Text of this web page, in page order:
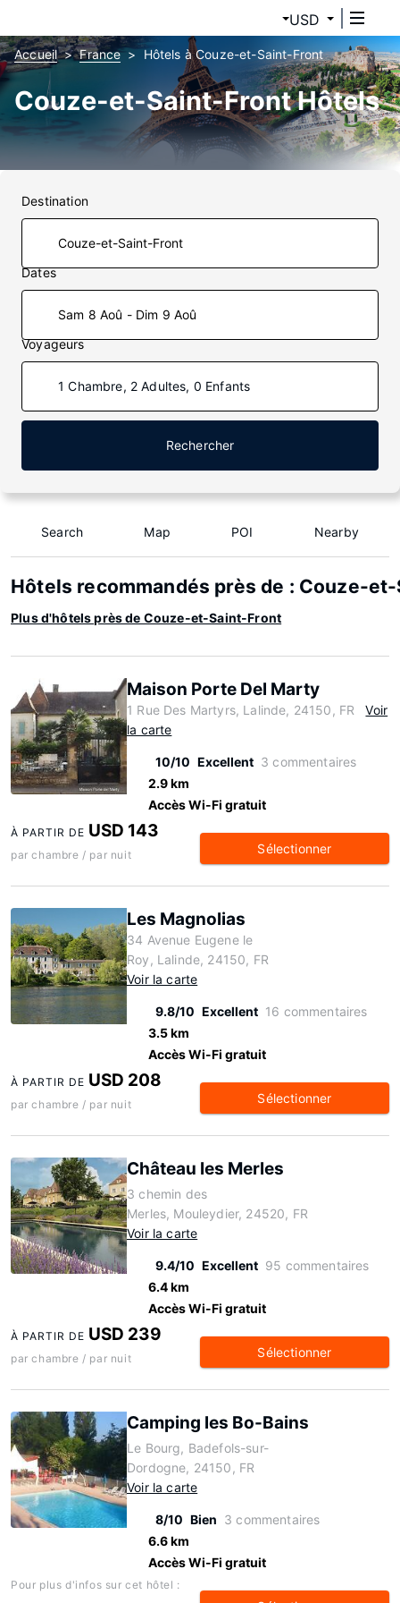
USD
Accueil France Hôtels à Couze-et-Saint-Front
Couze-et-Saint-Front Hôtels
Destination
Dates
Sam 8 Aoû - Dim 9 Aoû
Voyageurs
1 Chambre, 2 Adultes, 0 Enfants
Rechercher
Search Map POI Nearby
Hôtels recommandés près de : Couze-
Plus d'hôtels près de Couze-et-Saint-Front
Maison Porte Del Marty
1 Rue Des Martyrs, Lalinde, 24150, FR
Voir
la carte
10/10 Excellent 3 commentaires
2.9 km
Accès Wi-Fi gratuit
À PARTIR DE USD 143
par chambre / par nuit Sélectionner
Les Magnolias
34 Avenue Eugene le
Roy, Lalinde, 24150, FR
Voir la carte
9.8/10 Excellent 16 commentaires
3.5 km
Accès Wi-Fi gratuit
À PARTIR DE USD 208
par chambre / par nuit Sélectionner
Château les Merles
3 chemin des
Merles, Mouleydier, 24520, FR
Voir la carte
9.4/10 Excellent 95 commentaires
6.4 km
Accès Wi-Fi gratuit
À PARTIR DE USD 239
par chambre / par nuit Sélectionner
Camping les Bo-Bains
Le Bourg, Badefols-sur-
Dordogne, 24150, FR
Voir la carte
8/10 Bien 3 commentaires
6.6 km
Accès Wi-Fi gratuit
Pour plus d'infos sur cet hôtel :